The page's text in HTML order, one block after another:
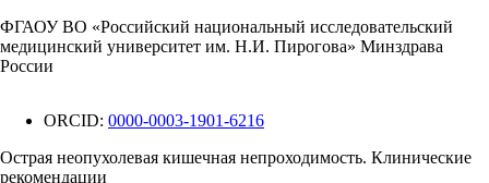
ФГАОУ ВО «Российский национальный исследовательский
медицинский университет им. Н.И. Пирогова» Минздрава
России
ORCID: 0000-0003-1901-6216
Острая неопухолевая кишечная непроходимость. Клинические
рекомендации